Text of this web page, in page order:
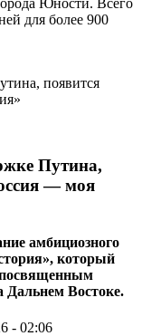
Юности. Всего
для более 900
Путина,
— моя
амбициозного
который
Востоке.
- 02:06